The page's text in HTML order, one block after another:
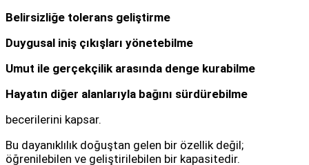
Belirsizliğe tolerans geliştirme
Duygusal iniş çıkışları yönetebilme
Umut ile gerçekçilik arasında denge kurabilme
Hayatın diğer alanlarıyla bağını sürdürebilme
becerilerini kapsar.
Bu dayanıklılık doğuştan gelen bir özellik değil;
öğrenilebilen ve geliştirilebilen bir kapasitedir.